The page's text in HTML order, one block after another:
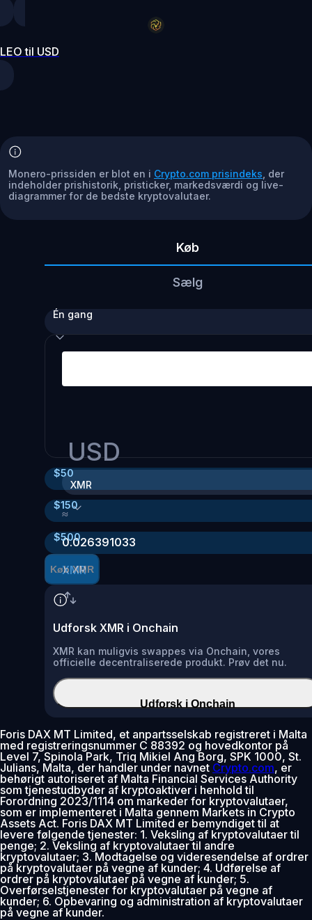
LEO til USD
Monero-prissiden er blot en i Crypto.com prisindeks , der
indeholder prishistorik, pristicker, markedsværdi og live-
diagrammer for de bedste kryptovalutaer.
Køb
Sælg
Én gang
USD
XMR
≈
0.026391033
XMR
$50
$150
$500
Køb XMR
Udforsk XMR i Onchain
XMR kan muligvis swappes via Onchain, vores
officielle decentraliserede produkt. Prøv det nu.
Udforsk i Onchain
Foris DAX MT Limited, et anpartsselskab registreret i Malta
med registreringsnummer C 88392 og hovedkontor på
Level 7, Spinola Park, Triq Mikiel Ang Borg, SPK 1000, St.
Julians, Malta, der handler under navnet Crypto.com, er
behørigt autoriseret af Malta Financial Services Authority
som tjenestudbyder af kryptoaktiver i henhold til
Forordning 2023/1114 om markeder for kryptovalutaer,
som er implementeret i Malta gennem Markets in Crypto
Assets Act. Foris DAX MT Limited er bemyndiget til at
levere følgende tjenester: 1. Veksling af kryptovalutaer til
penge; 2. Veksling af kryptovalutaer til andre
kryptovalutaer; 3. Modtagelse og videresendelse af ordrer
på kryptovalutaer på vegne af kunder; 4. Udførelse af
ordrer på kryptovalutaer på vegne af kunder; 5.
Overførselstjenester for kryptovalutaer på vegne af
kunder; 6. Opbevaring og administration af kryptovalutaer
på vegne af kunder.